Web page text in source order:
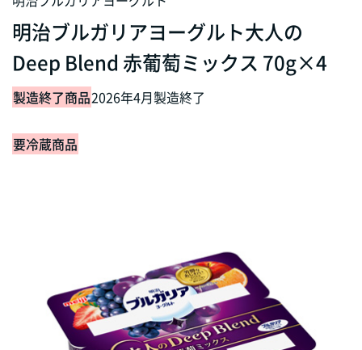
明治ブルガリアヨーグルト大人の
Deep Blend 赤葡萄ミックス 70g×4
製造終了商品2026年4月製造終了
要冷蔵商品